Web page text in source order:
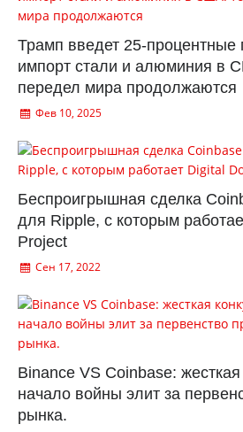
Трамп введет 25-
импорт стали и алюминия в
передел мира продолжаются
Фев 10, 2025
Беспроигрышная сделка
для Ripple, с которым
Project
Сен 17, 2022
Binance VS Coinbase:
начало войны элит за
рынка.